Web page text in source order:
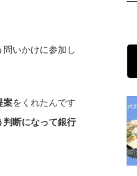
問いかけに参加し
案をくれたんです
断になって銀行